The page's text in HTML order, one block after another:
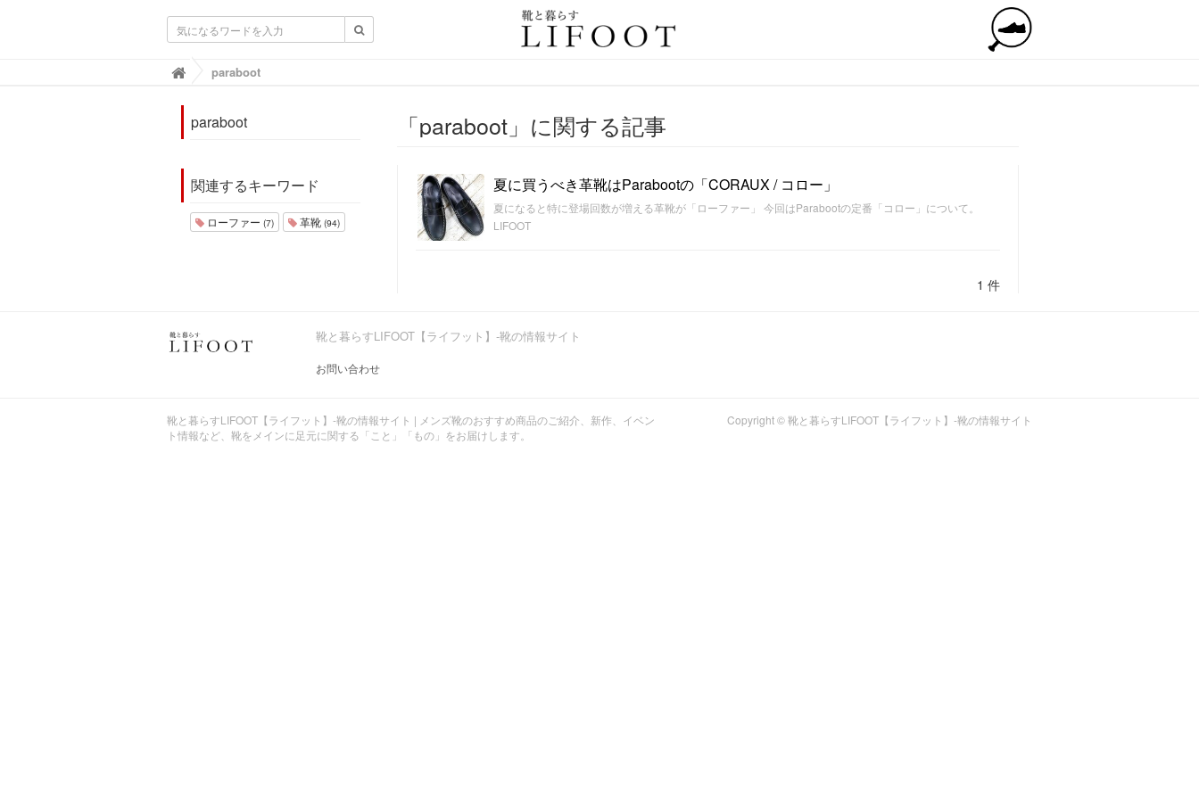
靴と暮らすLIFOOT【ライフット】-靴の情報サイト
paraboot
paraboot
関連するキーワード
ローファー (7) 革靴 (94)
「paraboot」に関する記事
夏に買うべき革靴はParabootの「CORAUX / コロー」
夏になると特に登場回数が増える革靴が「ローファー」 今回はParabootの定番「コロー」について。
LIFOOT
1 件
靴と暮らすLIFOOT【ライフット】-靴の情報サイト
お問い合わせ
靴と暮らすLIFOOT【ライフット】-靴の情報サイト | メンズ靴のおすすめ商品のご紹介、新作、イベン
ト情報など、靴をメインに足元に関する「こと」「もの」をお届けします。
Copyright © 靴と暮らすLIFOOT【ライフット】-靴の情報サイト